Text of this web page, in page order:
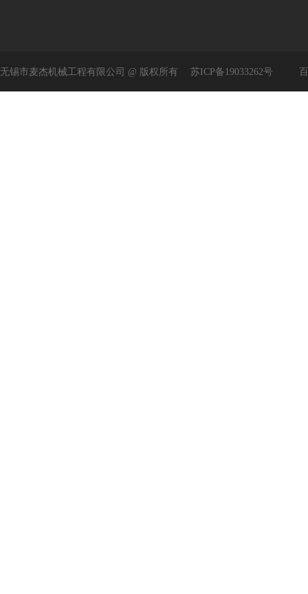
无锡市麦杰机械工程有限公司 @ 版权所有 苏ICP备19033262号 百